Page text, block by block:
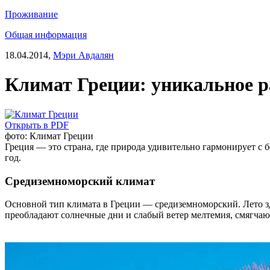
Проживание
Общая информация
18.04.2014, Мэри Авдалян
Климат Греции: уникальное
Открыть в PDF
фото: Климат Греции
Греция — это страна, где природа удивительно гармонирует
год.
Средиземноморский климат
Основной тип климата в Греции — средиземноморский. Лето
преобладают солнечные дни и слабый ветер мелтемия,